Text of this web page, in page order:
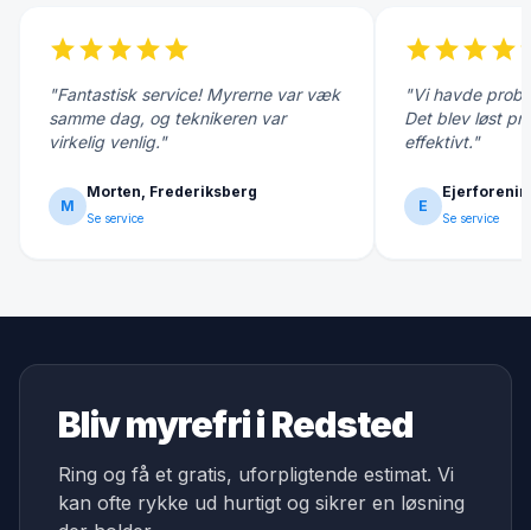
starstarstarstarstar
"Fantastisk service! Myrerne var væk
samme dag, og teknikeren var
virkelig venlig."
M
Morten, Frederiksberg
Se service
starstarstarstar
"Vi havde
Det blev løst
effektivt."
E
Se service
Bliv myrefri i Redsted
Ring og få et gratis, uforpligtende estimat. Vi
kan ofte rykke ud hurtigt og sikrer en løsning